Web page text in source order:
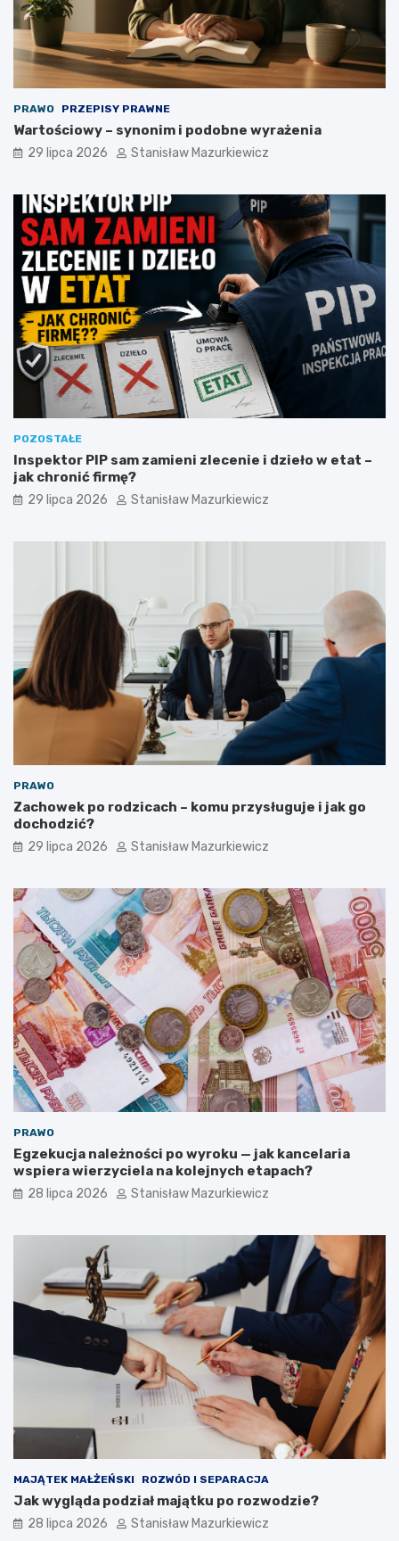
PRAWO PRZEPISY PRAWNE
Wartościowy – synonim i podobne wyrażenia
29 lipca 2026 Stanisław Mazurkiewicz
POZOSTAŁE
Inspektor PIP sam zamieni zlecenie i dzieło w etat –
jak chronić firmę?
29 lipca 2026 Stanisław Mazurkiewicz
PRAWO
Zachowek po rodzicach – komu przysługuje i jak go
dochodzić?
29 lipca 2026 Stanisław Mazurkiewicz
PRAWO
Egzekucja należności po wyroku — jak kancelaria
wspiera wierzyciela na kolejnych etapach?
28 lipca 2026 Stanisław Mazurkiewicz
MAJĄTEK MAŁŻEŃSKI ROZWÓD I SEPARACJA
Jak wygląda podział majątku po rozwodzie?
28 lipca 2026 Stanisław Mazurkiewicz